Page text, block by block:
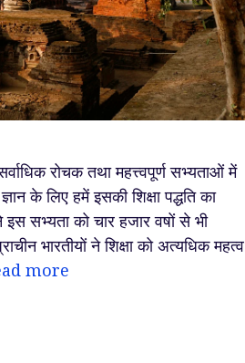
रोचक तथा महत्त्वपूर्ण सभ्यताओं में
के लिए हमें इसकी शिक्षा पद्धति का
सभ्यता को चार हजार वषों से भी
भारतीयों ने शिक्षा को अत्यधिक महत्व
more